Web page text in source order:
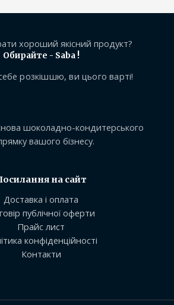
хороший якісний продукт?
Обирайте - Saba !
розкішшю, ви цього варті!
шоколадно-кондитерського
вашого бізнесу.
на сайт
Доставка і оплата
публічної оферти
Прайс лист
конфіденційності
Контакти